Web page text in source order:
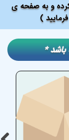
و به صفحه ی
)
باشد *